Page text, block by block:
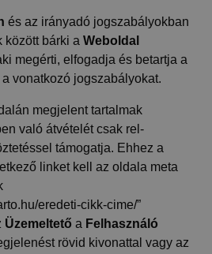
és az irányadó jogszabályokban
között bárki aWeboldal
megérti, elfogadja és betartja a
a vonatkozó jogszabályokat.
megjelent tartalmak
való átvételét csak rel-
támogatja. Ehhez a
linket kell az oldala meta
eredeti-cikk-cime/”
Üzemeltető a Felhasználó
rövid kivonattal vagy az